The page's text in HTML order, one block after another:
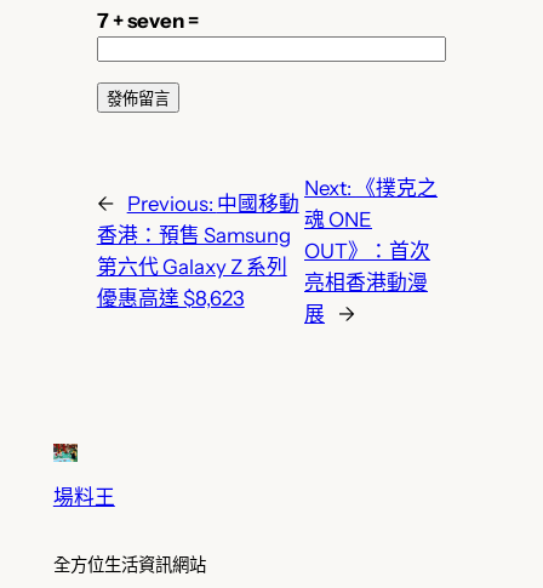
7 + seven =
← Previous: 中國移動
香港：預售 Samsung
第六代 Galaxy Z 系列
優惠高達 $8,623
Next:
《撲克之
魂 ONE
OUT》：首次
亮相香港動漫
展
→
場料王
全方位生活資訊網站